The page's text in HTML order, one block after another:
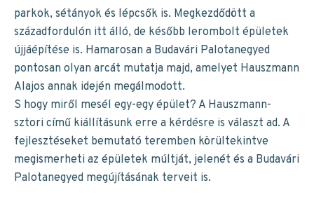
parkok, sétányok és lépcsők is. Megkezdődött a
századfordulón itt álló, de később lerombolt épületek
újjáépítése is. Hamarosan a Budavári Palotanegyed
pontosan olyan arcát mutatja majd, amelyet Hauszmann
Alajos annak idején megálmodott.
S hogy miről mesél egy-egy épület? A Hauszmann-
sztori című kiállításunk erre a kérdésre is választ ad. A
fejlesztéseket bemutató teremben körültekintve
megismerheti az épületek múltját, jelenét és a Budavári
Palotanegyed megújításának terveit is.